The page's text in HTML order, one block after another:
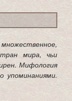
мира, чьи
Мифология
упоминаниями.